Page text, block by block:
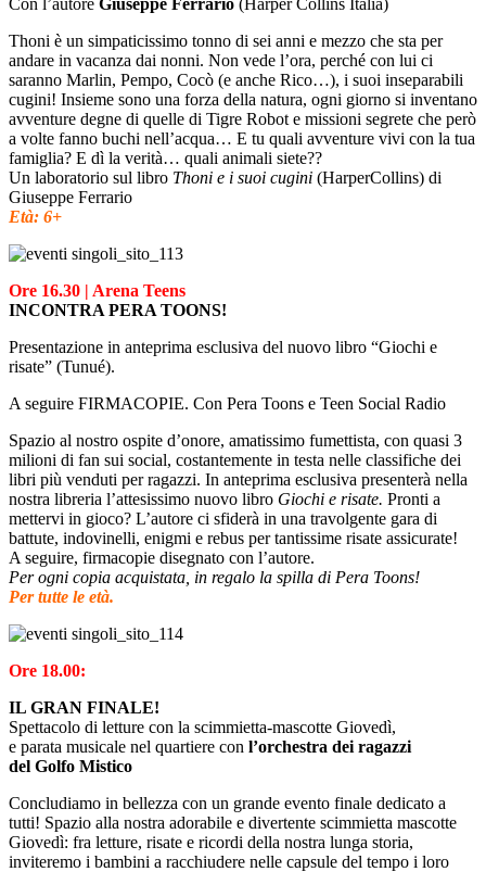
Con l’autore Giuseppe Ferrario (Harper Collins Italia)
Thoni è un simpaticissimo tonno di sei anni e mezzo che sta per
andare in vacanza dai nonni. Non vede l’ora, perché con lui ci
saranno Marlin, Pempo, Cocò (e anche Rico…), i suoi inseparabili
cugini! Insieme sono una forza della natura, ogni giorno si inventano
avventure degne di quelle di Tigre Robot e missioni segrete che però
a volte fanno buchi nell’acqua… E tu quali avventure vivi con la tua
famiglia? E dì la verità… quali animali siete??
Un laboratorio sul libro Thoni e i suoi cugini (HarperCollins) di
Giuseppe Ferrario
Età: 6+
Ore 16.30 | Arena Teens
INCONTRA PERA TOONS!
Presentazione in anteprima esclusiva del nuovo libro “Giochi e
risate” (Tunué).
A seguire FIRMACOPIE. Con Pera Toons e Teen Social Radio
Spazio al nostro ospite d’onore, amatissimo fumettista, con quasi 3
milioni di fan sui social, costantemente in testa nelle classifiche dei
libri più venduti per ragazzi. In anteprima esclusiva presenterà nella
nostra libreria l’attesissimo nuovo libro Giochi e risate. Pronti a
mettervi in gioco? L’autore ci sfiderà in una travolgente gara di
battute, indovinelli, enigmi e rebus per tantissime risate assicurate!
A seguire, firmacopie disegnato con l’autore.
Per ogni copia acquistata, in regalo la spilla di Pera Toons!
Per tutte le età.
Ore 18.00:
IL GRAN FINALE!
Spettacolo di letture con la scimmietta-mascotte Giovedì,
e parata musicale nel quartiere con l’orchestra dei ragazzi
del Golfo Mistico
Concludiamo in bellezza con un grande evento finale dedicato a
tutti! Spazio alla nostra adorabile e divertente scimmietta mascotte
Giovedì: fra letture, risate e ricordi della nostra lunga storia,
inviteremo i bambini a racchiudere nelle capsule del tempo i loro